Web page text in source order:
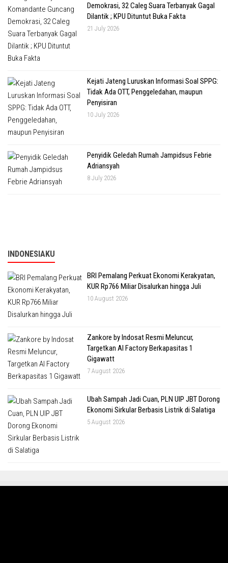
Demokrasi, 32 Caleg Suara Terbanyak Gagal
Dilantik ; KPU Dituntut Buka Fakta
21 July 2026
Kejati Jateng Luruskan Informasi Soal SPPG:
Tidak Ada OTT, Penggeledahan, maupun
Penyisiran
10 July 2026
Penyidik Geledah Rumah Jampidsus Febrie
Adriansyah
8 July 2026
INDONESIAKU
BRI Pemalang Perkuat Ekonomi Kerakyatan,
KUR Rp766 Miliar Disalurkan hingga Juli
10 August 2026
Zankore by Indosat Resmi Meluncur,
Targetkan AI Factory Berkapasitas 1
Gigawatt
7 August 2026
Ubah Sampah Jadi Cuan, PLN UIP JBT Dorong
Ekonomi Sirkular Berbasis Listrik di Salatiga
5 August 2026